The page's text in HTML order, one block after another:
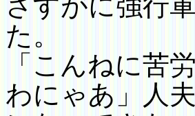
た。
「こんねに苦
わにゃあ」
人